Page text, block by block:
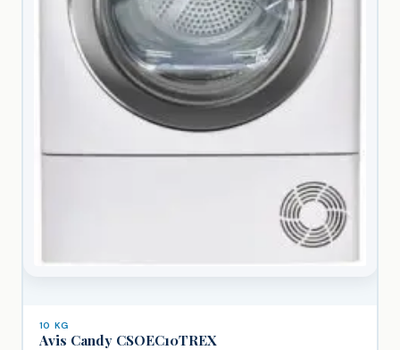
10 KG
Avis Candy CSOEC10TREX